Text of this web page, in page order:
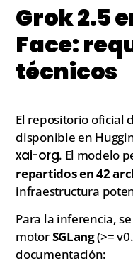
Grok 2.5
Face:
técnicos
El repositorio oficial
disponible en
xai-org. El modelo
repartidos en 42
infraestructura
Para la inferencia,
motorSGLang(>=
documentación: